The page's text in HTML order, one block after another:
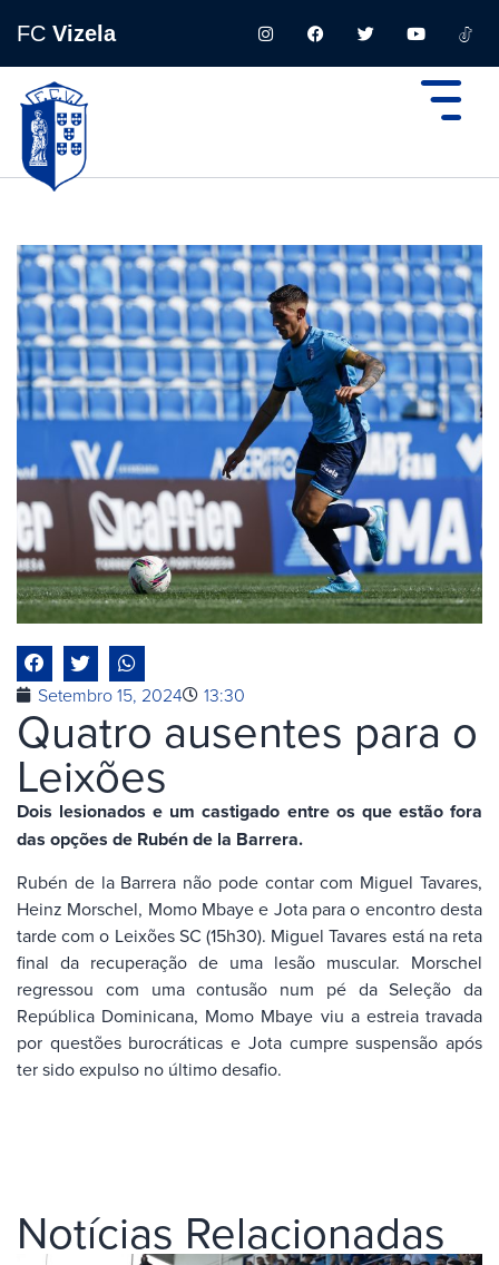
FC Vizela
Setembro 15, 2024 13:30
Quatro ausentes para o
Leixões
Dois lesionados e um castigado entre os que estão fora
das opções de Rubén de la Barrera.
Rubén de la Barrera não pode contar com Miguel Tavares,
Heinz Morschel, Momo Mbaye e Jota para o encontro desta
tarde com o Leixões SC (15h30). Miguel Tavares está na reta
final da recuperação de uma lesão muscular. Morschel
regressou com uma contusão num pé da Seleção da
República Dominicana, Momo Mbaye viu a estreia travada
por questões burocráticas e Jota cumpre suspensão após
ter sido expulso no último desafio.
Notícias Relacionadas